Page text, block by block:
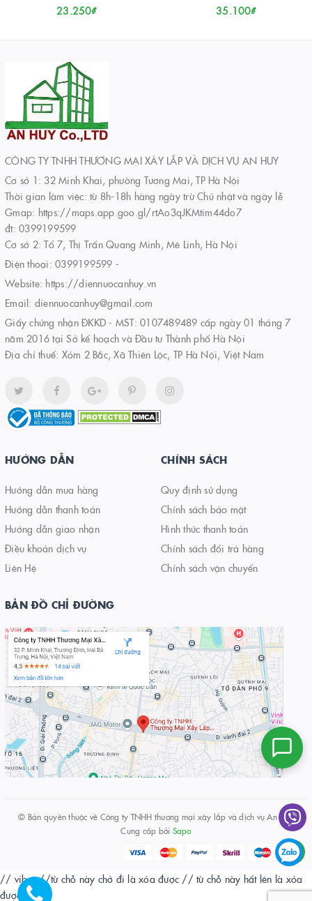
23.250₫ 35.100₫
CÔNG TY TNHH THƯƠNG MẠI XÂY LẮP VÀ DỊCH VỤ AN HUY
Cơ sở 1: 32 Minh Khai, phường Tương Mai, TP Hà Nội
Thời gian làm việc: từ 8h-18h hàng ngày trừ Chủ nhật và ngày lễ
Gmap: https://maps.app.goo.gl/rtAo3qJKMtim44do7
đt: 0399199599
Cơ sở 2: Tổ 7, Thị Trấn Quang Minh, Mê Linh, Hà Nội
Điện thoại: 0399199599 -
Website: https://diennuocanhuy.vn
Email: diennuocanhuy@gmail.com
Giấy chứng nhận ĐKKD - MST: 0107489489 cấp ngày 01 tháng 7
năm 2016 tại Sở kế hoạch và Đầu tư Thành phố Hà Nội
Địa chỉ thuế: Xóm 2 Bắc, Xã Thiên Lộc, TP Hà Nội, Việt Nam
HƯỚNG DẪN
Hướng dẫn mua hàng
Hướng dẫn thanh toán
Hướng dẫn giao nhận
Điều khoản dịch vụ
Liên Hệ
CHÍNH SÁCH
Quy định sử dụng
Chính sách bảo mật
Hình thức thanh toán
Chính sách đổi trả hàng
Chính sách vận chuyển
BẢN ĐỒ CHỈ ĐƯỜNG
© Bản quyền thuộc về Công ty TNHH thương mại xây lắp và dịch vụ An Huy
Cung cấp bởi Sapo
// viber//từ chỗ này chở đi là xóa được // từ chỗ này hất lên là xóa
được